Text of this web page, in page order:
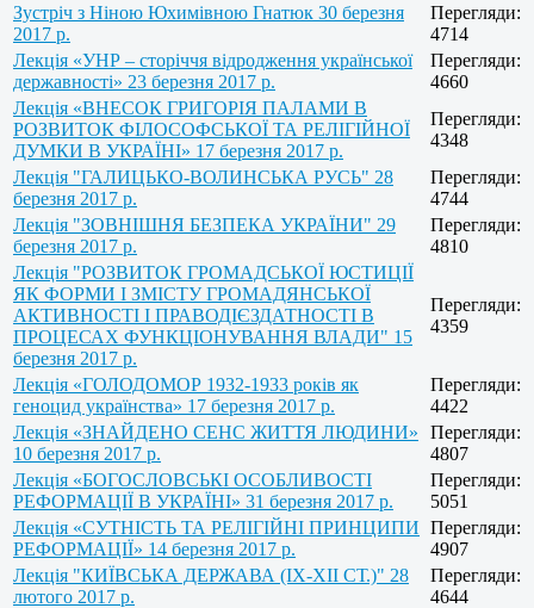
Зустріч з Ніною Юхимівною Гнатюк 30 березня
2017 р.
Перегляди:
4714
Лекція «УНР – сторіччя відродження української
державності» 23 березня 2017 р.
Перегляди:
4660
Лекція «ВНЕСОК ГРИГОРІЯ ПАЛАМИ В
РОЗВИТОК ФІЛОСОФСЬКОЇ ТА РЕЛІГІЙНОЇ
ДУМКИ В УКРАЇНІ» 17 березня 2017 р.
Перегляди:
4348
Лекція "ГАЛИЦЬКО-ВОЛИНСЬКА РУСЬ" 28
березня 2017 р.
Перегляди:
4744
Лекція "ЗОВНІШНЯ БЕЗПЕКА УКРАЇНИ" 29
березня 2017 р.
Перегляди:
4810
Лекція "РОЗВИТОК ГРОМАДСЬКОЇ ЮСТИЦІЇ
ЯК ФОРМИ І ЗМІСТУ ГРОМАДЯНСЬКОЇ
АКТИВНОСТІ І ПРАВОДІЄЗДАТНОСТІ В
ПРОЦЕСАХ ФУНКЦІОНУВАННЯ ВЛАДИ" 15
березня 2017 р.
Перегляди:
4359
Лекція «ГОЛОДОМОР 1932-1933 років як
геноцид українства» 17 березня 2017 р.
Перегляди:
4422
Лекція «ЗНАЙДЕНО СЕНС ЖИТТЯ ЛЮДИНИ»
10 березня 2017 р.
Перегляди:
4807
Лекція «БОГОСЛОВСЬКІ ОСОБЛИВОСТІ
РЕФОРМАЦІЇ В УКРАЇНІ» 31 березня 2017 р.
Перегляди:
5051
Лекція «СУТНІСТЬ ТА РЕЛІГІЙНІ ПРИНЦИПИ
РЕФОРМАЦІЇ» 14 березня 2017 р.
Перегляди:
4907
Лекція "КИЇВСЬКА ДЕРЖАВА (IX-XII СТ.)" 28
лютого 2017 р.
Перегляди:
4644